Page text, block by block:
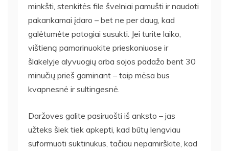
minkšti, stenkitės file švelniai pamušti ir naudoti
pakankamai įdaro – bet ne per daug, kad
galėtumėte patogiai susukti. Jei turite laiko,
vištieną pamarinuokite prieskoniuose ir
šlakelyje alyvuogių arba sojos padažo bent 30
minučių prieš gaminant – taip mėsa bus
kvapnesnė ir sultingesnė.
Daržoves galite pasiruošti iš anksto – jas
užteks šiek tiek apkepti, kad būtų lengviau
suformuoti suktinukus, tačiau nepamirškite, kad